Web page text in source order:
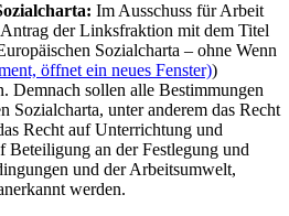
Im Ausschuss für Arbeit
der Linksfraktion mit dem Titel
Sozialcharta – ohne Wenn
öffnet ein neues Fenster))
Demnach sollen alle Bestimmungen
Sozialcharta, unter anderem das Recht
Recht auf Unterrichtung und
Beteiligung an der Festlegung und
und der Arbeitsumwelt,
werden.